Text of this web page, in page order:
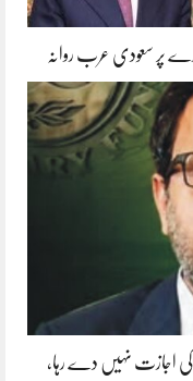
پر سعودی عرب روانہ
اجازت نہیں دے رہا،